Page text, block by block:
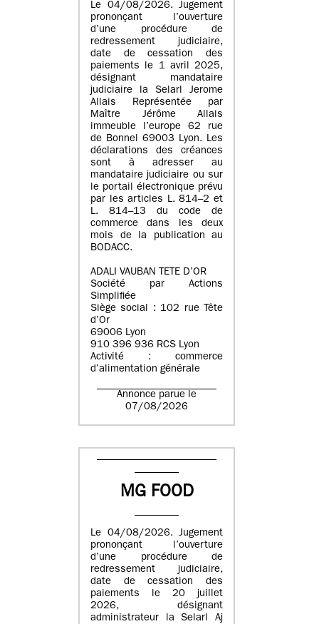
Le 04/08/2026. Jugement
prononçant l’ouverture
d’une procédure de
redressement judiciaire,
date de cessation des
paiements le 1 avril 2025,
désignant mandataire
judiciaire la Selarl Jerome
Allais Représentée par
Maître Jérôme Allais
immeuble l’europe 62 rue
de Bonnel 69003 Lyon. Les
déclarations des créances
sont à adresser au
mandataire judiciaire ou sur
le portail électronique prévu
par les articles L. 814–2 et
L. 814–13 du code de
commerce dans les deux
mois de la publication au
BODACC.
ADALI VAUBAN TETE D’OR
Société par Actions
Simplifiée
Siège social : 102 rue Tête
d’Or
69006 Lyon
910 396 936 RCS Lyon
Activité : commerce
d’alimentation générale
Annonce parue le
07/08/2026
MG FOOD
Le 04/08/2026. Jugement
prononçant l’ouverture
d’une procédure de
redressement judiciaire,
date de cessation des
paiements le 20 juillet
2026, désignant
administrateur la Selarl Aj